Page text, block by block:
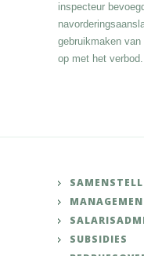
inspecteur
gebruikmaken
op met het verbod.
SUBSIDIES